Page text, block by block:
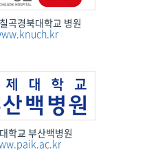
칠곡경북대학교 병원
학교 부산백병원